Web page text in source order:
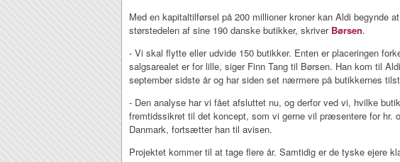
Med en kapitaltilførsel på 200 millioner kroner kan Aldi begynde
størstedelen af sine 190 danske butikker, skriver Børsen.
- Vi skal flytte eller udvide 150 butikker. Enten er placeringen
salgsarealet er for lille, siger Finn Tang til Børsen. Han kom til
september sidste år og har siden set nærmere på butikkernes
- Den analyse har vi fået afsluttet nu, og derfor ved vi, hvilke
fremtidssikret til det koncept, som vi gerne vil præsentere for hr.
Danmark, fortsætter han til avisen.
Projektet kommer til at tage flere år. Samtidig er de tyske ejere